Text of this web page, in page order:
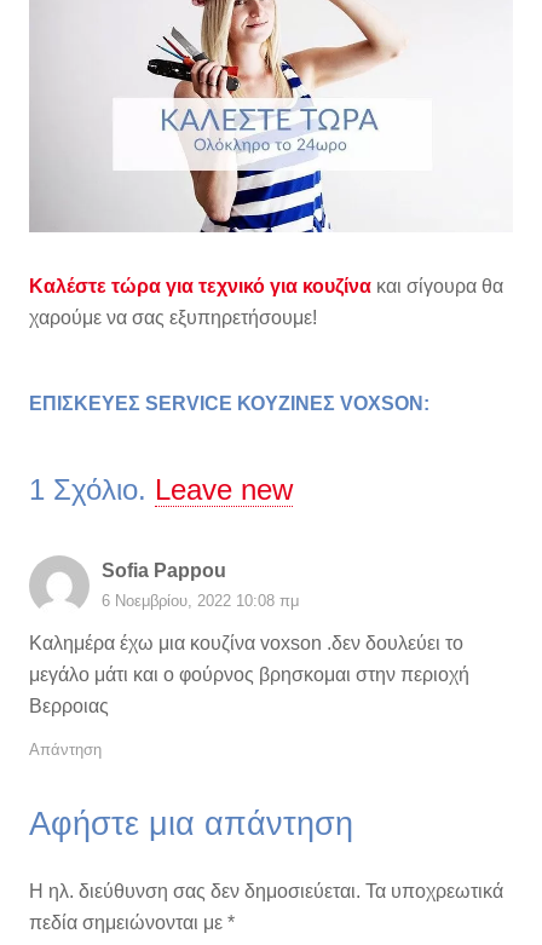
Καλέστε τώρα για τεχνικό για κουζίνα και σίγουρα θα
χαρούμε να σας εξυπηρετήσουμε!
ΕΠΙΣΚΕΥΕΣ SERVICE ΚΟΥΖΙΝΕΣ VOXSON :
1 Σχόλιο. Leave new
Sofia Pappou
6 Νοεμβρίου, 2022 10:08 πμ
Καλημέρα έχω μια κουζίνα voxson .δεν δουλεύει το
μεγάλο μάτι και ο φούρνος βρησκομαι στην περιοχή
Βερροιας
Απάντηση
Αφήστε μια απάντηση
Η ηλ. διεύθυνση σας δεν δημοσιεύεται. Τα υποχρεωτικά
πεδία σημειώνονται με *